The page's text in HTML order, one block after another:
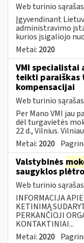
Web turinio sąrašas
Įgyvendinant
administravimo
kurios įsigaliojo
Metai: 2020
VMI
teikti paraiškas
kompensacijai
Web turinio sąrašas
Per Mano VMI jau
dėl turgavietės
22 d., Vilnius.
Metai: 2020
Valstybinės
saugyklos
Web turinio sąrašas
INFORMACIJA
KETINIMĄ
PERKANČIOJI
KONTAKTINIAI...
Metai: 2020